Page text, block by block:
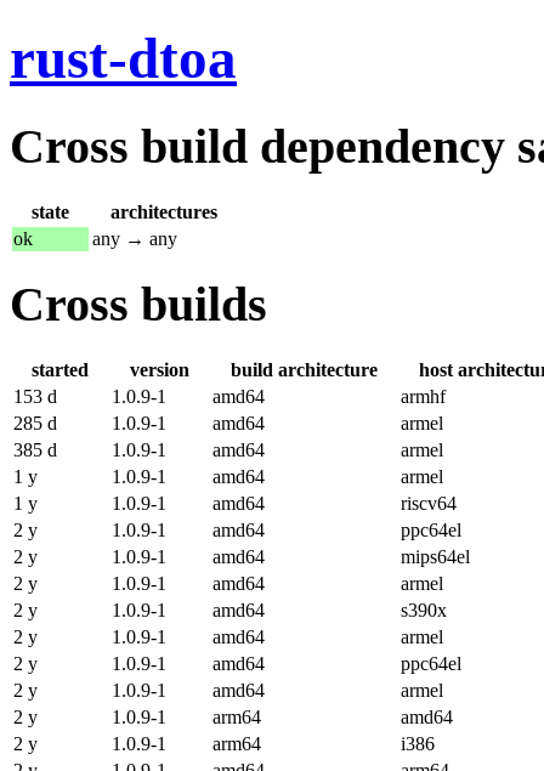
rust-dtoa
Cross build dependency
state
architectures
ok
any → any
Cross builds
started version build architecture
host
153 d
1.0.9-1 amd64
armhf
285 d
1.0.9-1 amd64
armel
385 d
1.0.9-1 amd64
armel
1 y
1.0.9-1 amd64
armel
1 y
1.0.9-1 amd64
riscv64
2 y
1.0.9-1 amd64
ppc64el
2 y
1.0.9-1 amd64
mips64el
2 y
1.0.9-1 amd64
armel
2 y
1.0.9-1 amd64
s390x
2 y
1.0.9-1 amd64
armel
2 y
1.0.9-1 amd64
ppc64el
2 y
1.0.9-1 amd64
armel
2 y
1.0.9-1 arm64
amd64
2 y
1.0.9-1 arm64
i386